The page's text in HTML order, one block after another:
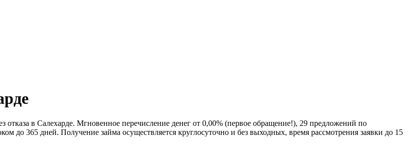
в Салехарде. Мгновенное перечисление денег от 0,00% (первое обращение!), 29 предложений по
365 дней. Получение займа осуществляется круглосуточно и без выходных, время рассмотрения заявки до 15